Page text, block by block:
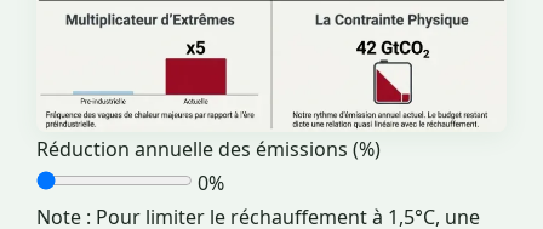
Réduction annuelle des émissions (%)
0%
Note : Pour limiter le réchauffement à 1,5°C, une